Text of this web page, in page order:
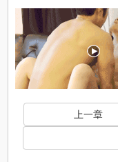
上一章